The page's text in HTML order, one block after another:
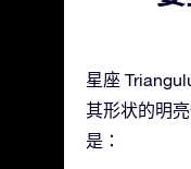
星座
其形状的明
是：